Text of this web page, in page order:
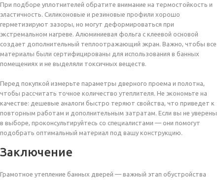
При подборе уплотнителей обратите внимание на термостойкость и
эластичность. Силиконовые и резиновые профили хорошо
герметизируют зазоры, но могут деформироваться при
экстремальном нагреве. Алюминиевая фольга с клеевой основой
создает дополнительный теплоотражающий экран. Важно, чтобы все
материалы были сертифицированы для использования в банных
помещениях и не выделяли токсичных веществ.
Перед покупкой измерьте параметры дверного проема и полотна,
чтобы рассчитать точное количество утеплителя. Не экономьте на
качестве: дешевые аналоги быстро теряют свойства, что приведет к
повторным работам и дополнительным затратам. Если вы не уверены
в выборе, проконсультируйтесь со специалистами — они помогут
подобрать оптимальный материал под вашу конструкцию.
Заключение
Грамотное утепление банных дверей — важный этап обустройства